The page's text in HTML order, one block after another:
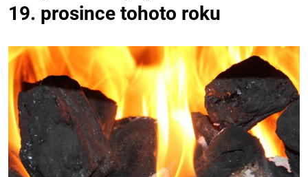
19. prosince tohoto roku